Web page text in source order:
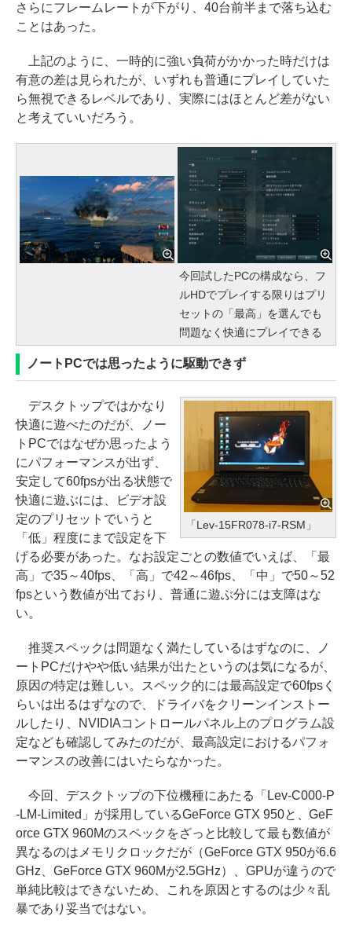
さらにフレームレートが下がり、40台前半まで落ち込む
ことはあった。
上記のように、一時的に強い負荷がかかった時だけは
有意の差は見られたが、いずれも普通にプレイしていた
ら無視できるレベルであり、実際にはほとんど差がない
と考えていいだろう。
今回試したPCの構成なら、フ
ルHDでプレイする限りはプリ
セットの「最高」を選んでも
問題なく快適にプレイできる
ノートPCでは思ったように駆動できず
「Lev-15FR078-i7-RSM」
デスクトップではかなり
快適に遊べたのだが、ノー
トPCではなぜか思ったよう
にパフォーマンスが出ず、
安定して60fpsが出る状態で
快適に遊ぶには、ビデオ設
定のプリセットでいうと
「低」程度にまで設定を下
げる必要があった。なお設定ごとの数値でいえば、「最
高」で35～40fps、「高」で42～46fps、「中」で50～52
fpsという数値が出ており、普通に遊ぶ分には支障はな
い。
推奨スペックは問題なく満たしているはずなのに、ノ
ートPCだけやや低い結果が出たというのは気になるが、
原因の特定は難しい。スペック的には最高設定で60fpsく
らいは出るはずなので、ドライバをクリーンインストー
ルしたり、NVIDIAコントロールパネル上のプログラム設
定なども確認してみたのだが、最高設定におけるパフォ
ーマンスの改善にはいたらなかった。
今回、デスクトップの下位機種にあたる「Lev-C000-P
-LM-Limited」が採用しているGeForce GTX 950と、GeF
orce GTX 960Mのスペックをざっと比較して最も数値が
異なるのはメモリクロックだが（GeForce GTX 950が6.6
GHz、GeForce GTX 960Mが2.5GHz）、GPUが違うので
単純比較はできないため、これを原因とするのは少々乱
暴であり妥当ではない。